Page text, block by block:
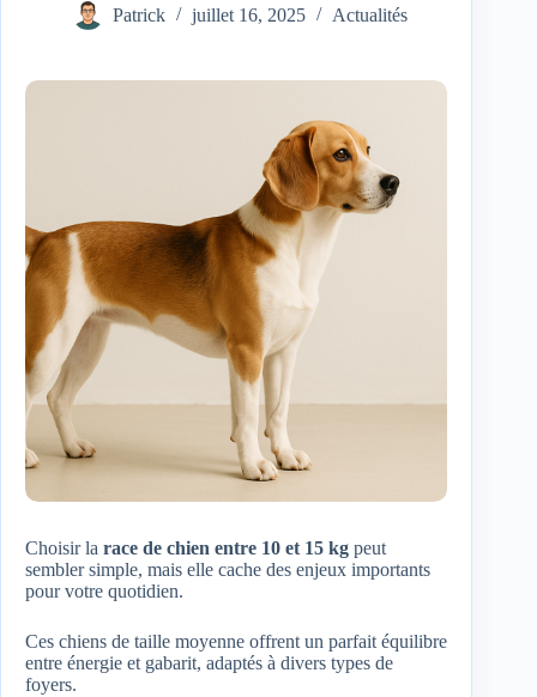
Patrick juillet 16, 2025 Actualités
Choisir la race de chien entre 10 et 15 kg peut
sembler simple, mais elle cache des enjeux importants
pour votre quotidien.
Ces chiens de taille moyenne offrent un parfait équilibre
entre énergie et gabarit, adaptés à divers types de
foyers.